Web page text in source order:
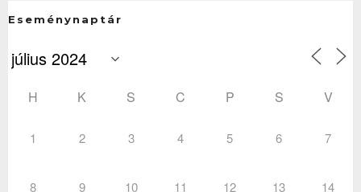
Eseménynaptár
H K S C P S V
1 2 3 4 5 6 7
8 9 10 11 12 13 14